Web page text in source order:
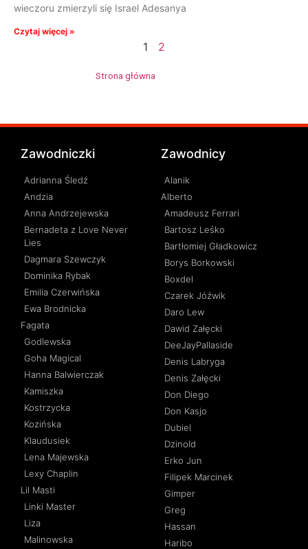
wieczoru zmierzyli się Israel Adesanya
Czytaj więcej »
1 2
Strona główna
Zawodniczki
Adrianna Śledź
Andzia
Anna Andrzejewska
Bernadeta z Love Never
Lies
Dagmara Szewczyk
Dominika Rybak
Emilia Czerwińska
Ewa Brodnicka
Fagata
Godlewska
Goha Magical
Hanna Balwierczak
Kamiszka
Kostrzycka
Kozińska
Klaudusiek
Lena Majewska
Lexy Chaplin
Lil Masti
Linki Master
Liza
Malinowska
Zawodnicy
Alanik
Alberto
Amadeusz Ferrari
Bartosz Leśko
Bartłomiej Gładkowicz
Borys Borkowski
Boxdel
Czarek Jóźwik
Daro Lew
Dawid Załęcki
DeeJayPallaside
Denis Labryga
Denis Załęcki
Don Diego
Don Kasjo
Dubiel
Dzinold
Erko Jun
Filipek Marcinek
Gimper
Greg
Hassan
Haribo